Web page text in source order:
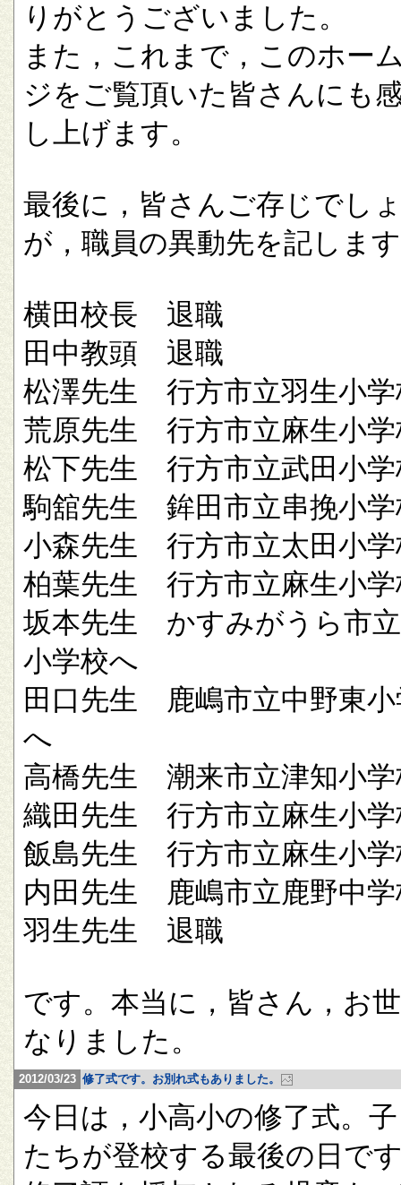
りがとうございました。
また，これまで，このホー
ジをご覧頂いた皆さんにも
し上げます。
最後に，皆さんご存じでし
が，職員の異動先を記しま
横田校長 退職
田中教頭 退職
松澤先生 行方市立羽生小学
荒原先生 行方市立麻生小学
松下先生 行方市立武田小学
駒舘先生 鉾田市立串挽小学
小森先生 行方市立太田小学
柏葉先生 行方市立麻生小学
坂本先生 かすみがうら市
小学校へ
田口先生 鹿嶋市立中野東小
へ
高橋先生 潮来市立津知小学
織田先生 行方市立麻生小学
飯島先生 行方市立麻生小学
内田先生 鹿嶋市立鹿野中学
羽生先生 退職
です。本当に，皆さん，お
なりました。
2012/03/23 修了式です。お別れ式もありました。
今日は，小高小の修了式。
たちが登校する最後の日で